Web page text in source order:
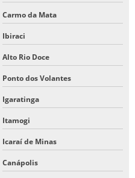
Carmo da Mata
Ibiraci
Alto Rio Doce
Ponto dos Volantes
Igaratinga
Itamogi
Icaraí de Minas
Canápolis